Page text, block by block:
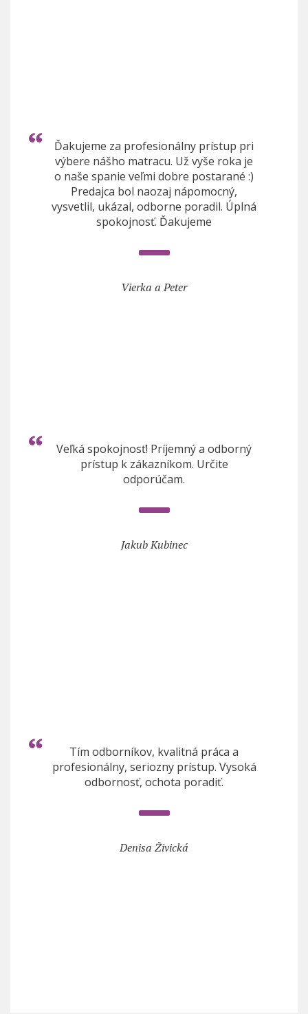
Ďakujeme za profesionálny prístup pri
výbere nášho matracu. Už vyše roka je
o naše spanie veľmi dobre postarané :)
Predajca bol naozaj nápomocný,
vysvetlil, ukázal, odborne poradil. Úplná
spokojnosť. Ďakujeme
Vierka a Peter
Veľká spokojnosť! Príjemný a odborný
prístup k zákazníkom. Určite
odporúčam.
Jakub Kubinec
Tím odborníkov, kvalitná práca a
profesionálny, seriozny prístup. Vysoká
odbornosť, ochota poradiť.
Denisa Živická